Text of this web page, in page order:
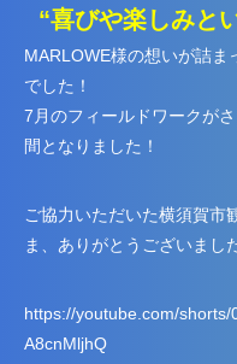
“喜びや楽しみと
MARLOWE様の想いが詰ま
でした！
7月のフィールドワークが
間となりました！
ご協力いただいた横須賀市
ま、ありがとうございまし
https://youtube.com/
A8cnMljhQ